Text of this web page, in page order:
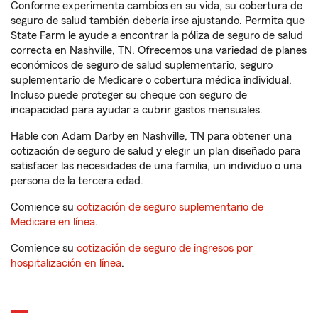
Conforme experimenta cambios en su vida, su cobertura de
seguro de salud también debería irse ajustando. Permita que
State Farm le ayude a encontrar la póliza de seguro de salud
correcta en Nashville, TN. Ofrecemos una variedad de planes
económicos de seguro de salud suplementario, seguro
suplementario de Medicare o cobertura médica individual.
Incluso puede proteger su cheque con seguro de
incapacidad para ayudar a cubrir gastos mensuales.
Hable con Adam Darby en Nashville, TN para obtener una
cotización de seguro de salud y elegir un plan diseñado para
satisfacer las necesidades de una familia, un individuo o una
persona de la tercera edad.
Comience su cotización de seguro suplementario de
Medicare en línea.
Comience su cotización de seguro de ingresos por
hospitalización en línea.